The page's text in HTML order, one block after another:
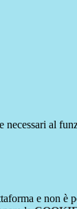
al
e non è